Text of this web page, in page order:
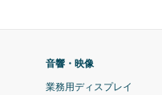
音響・映像
業務用ディスプレイ